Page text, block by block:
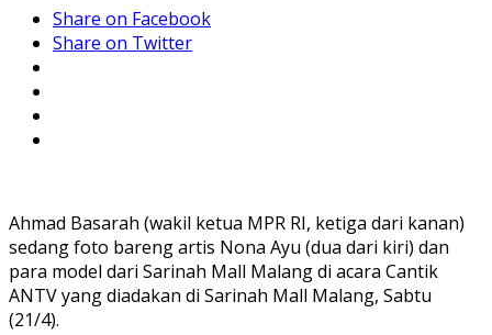
Share on Facebook
Share on Twitter
Ahmad Basarah (wakil ketua MPR RI, ketiga dari kanan)
sedang foto bareng artis Nona Ayu (dua dari kiri) dan
para model dari Sarinah Mall Malang di acara Cantik
ANTV yang diadakan di Sarinah Mall Malang, Sabtu
(21/4).